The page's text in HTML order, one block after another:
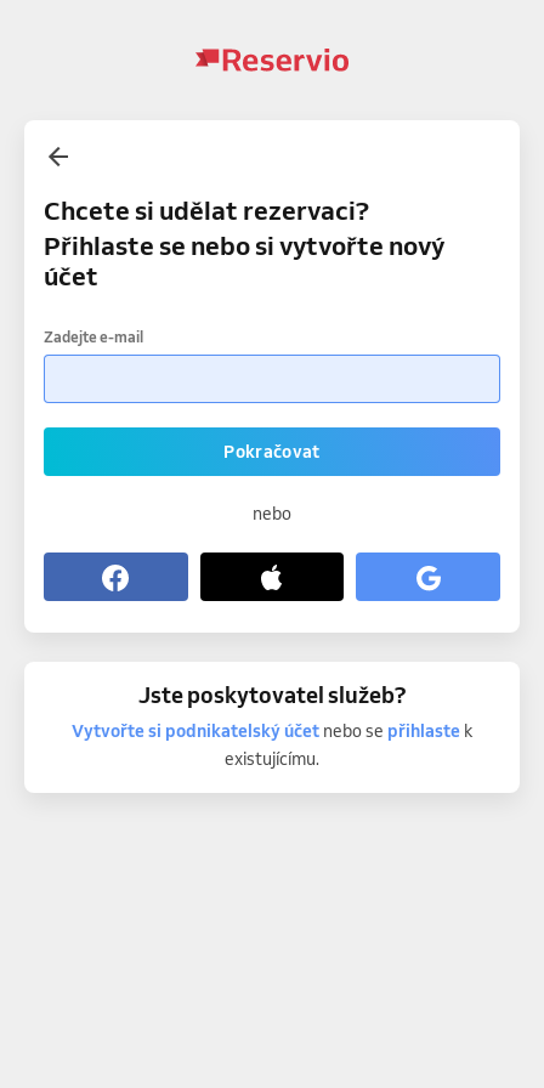
Chcete si udělat rezervaci?
Přihlaste se nebo si vytvořte nový
účet
Zadejte e-mail
Pokračovat
nebo
Jste poskytovatel služeb?
Vytvořte si podnikatelský účetnebo se přihlastek
existujícímu.